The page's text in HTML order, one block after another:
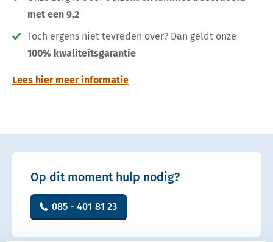
met een 9,2
Toch ergens niet tevreden over? Dan geldt onze
100% kwaliteitsgarantie
Lees hier meer informatie
Op dit moment hulp nodig?
085 - 401 81 23